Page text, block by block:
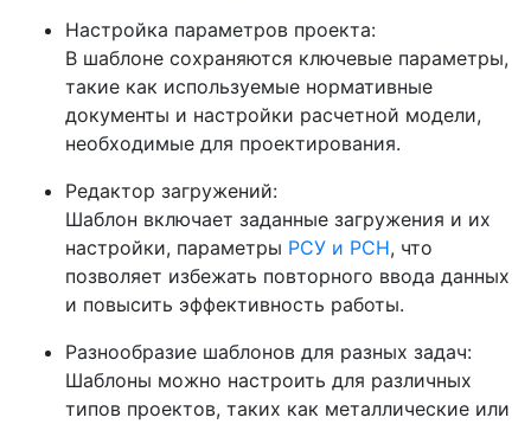
Настройка параметров проекта:
В шаблоне сохраняются ключевые параметры,
такие как используемые нормативные
документы и настройки расчетной модели,
необходимые для проектирования.
Редактор загружений:
Шаблон включает заданные загружения и их
настройки, параметры РСУ и РСН, что
позволяет избежать повторного ввода данных
и повысить эффективность работы.
Разнообразие шаблонов для разных задач:
Шаблоны можно настроить для различных
типов проектов, таких как металлические или